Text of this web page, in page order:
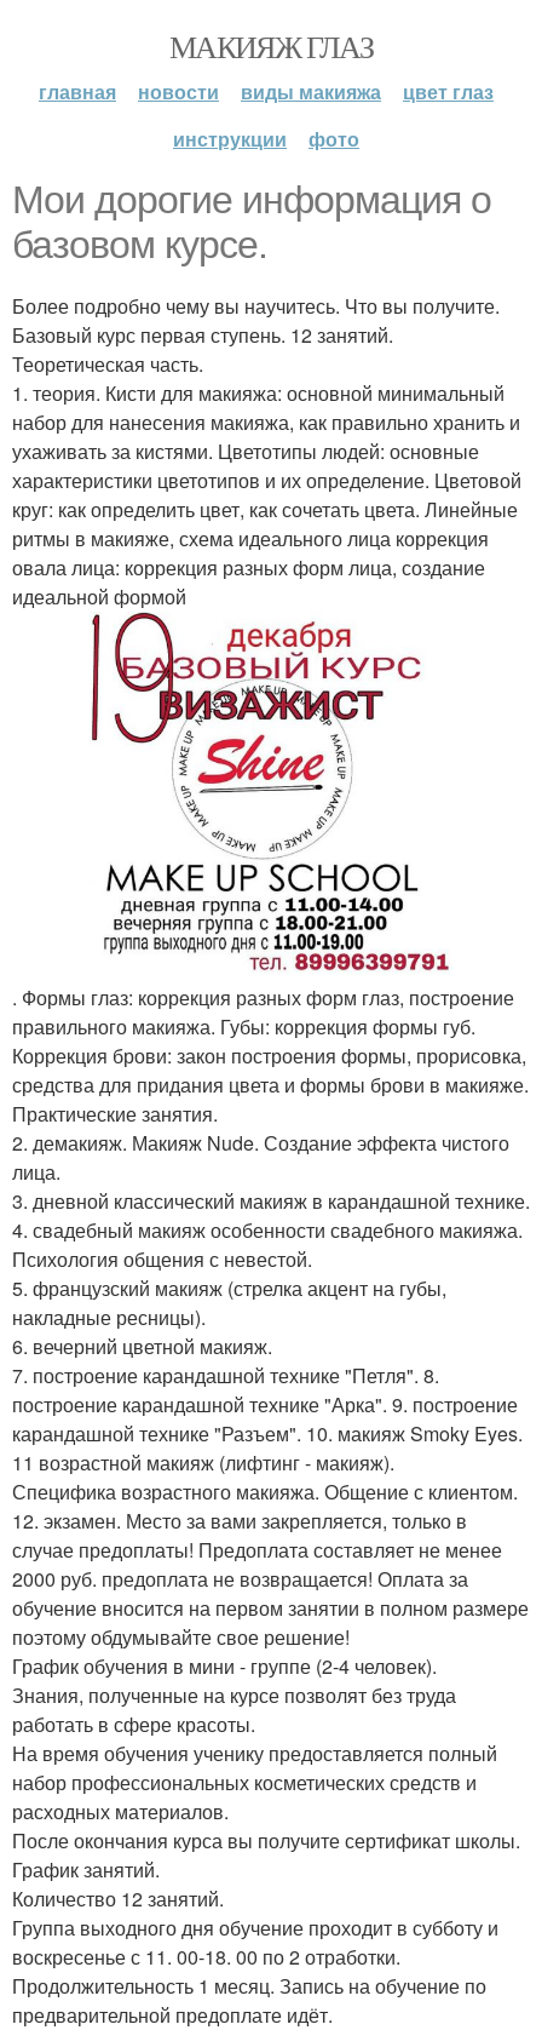
МАКИЯЖ ГЛАЗ
главная новости виды макияжа
цвет глаз
инструкции
фото
Мои дорогие информация о
базовом курсе.
Более подробно чему вы научитесь. Что вы получите.
Базовый курс первая ступень. 12 занятий.
Теоретическая часть.
1. теория. Кисти для макияжа: основной минимальный
набор для нанесения макияжа, как правильно хранить и
ухаживать за кистями. Цветотипы людей: основные
характеристики цветотипов и их определение. Цветовой
круг: как определить цвет, как сочетать цвета. Линейные
ритмы в макияже, схема идеального лица коррекция
овала лица: коррекция разных форм лица, создание
идеальной формой
. Формы глаз: коррекция разных форм глаз, построение
правильного макияжа. Губы: коррекция формы губ.
Коррекция брови: закон построения формы, прорисовка,
средства для придания цвета и формы брови в макияже.
Практические занятия.
2. демакияж. Макияж Nude. Создание эффекта чистого
лица.
3. дневной классический макияж в карандашной технике.
4. свадебный макияж особенности свадебного макияжа.
Психология общения с невестой.
5. французский макияж (стрелка акцент на губы,
накладные ресницы).
6. вечерний цветной макияж.
7. построение карандашной технике "Петля". 8.
построение карандашной технике "Арка". 9. построение
карандашной технике "Разъем". 10. макияж Smoky Eyes.
11 возрастной макияж (лифтинг - макияж).
Специфика возрастного макияжа. Общение с клиентом.
12. экзамен. Место за вами закрепляется, только в
случае предоплаты! Предоплата составляет не менее
2000 руб. предоплата не возвращается! Оплата за
обучение вносится на первом занятии в полном размере
поэтому обдумывайте свое решение!
График обучения в мини - группе (2-4 человек).
Знания, полученные на курсе позволят без труда
работать в сфере красоты.
На время обучения ученику предоставляется полный
набор профессиональных косметических средств и
расходных материалов.
После окончания курса вы получите сертификат школы.
График занятий.
Количество 12 занятий.
Группа выходного дня обучение проходит в субботу и
воскресенье с 11. 00-18. 00 по 2 отработки.
Продолжительность 1 месяц. Запись на обучение по
предварительной предоплате идёт.